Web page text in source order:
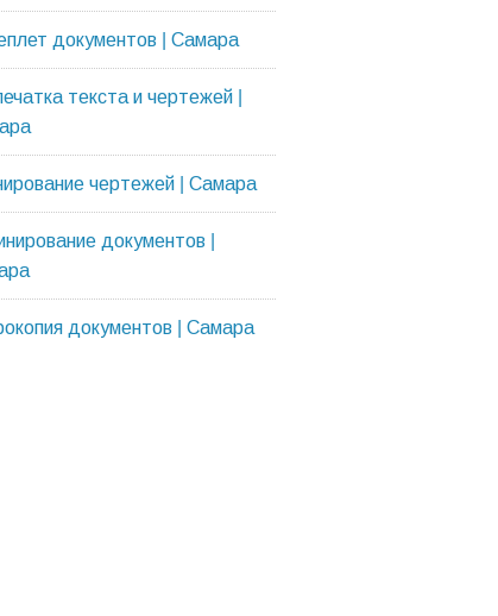
документов | Самара
текста и чертежей |
чертежей | Самара
документов |
документов | Самара